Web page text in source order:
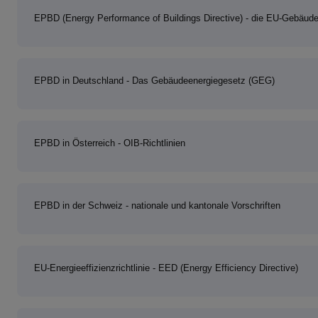
EPBD (Energy Performance of Buildings Directive) - die EU-
EPBD in Deutschland - Das Gebäudeenergiegesetz (GEG)
EPBD in Österreich - OIB-Richtlinien
EPBD in der Schweiz - nationale und kantonale Vorschriften
EU-Energieeffizienzrichtlinie - EED (Energy Efficiency Directive)